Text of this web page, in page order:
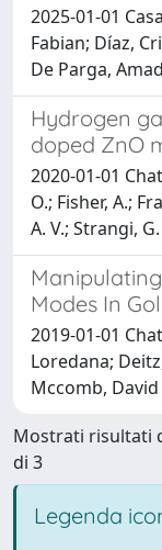
2025-01-01
Fabian; Díaz,
De Parga,
Hydrogen
doped ZnO
2020-01-01
O.; Fisher, A.;
A. V.; Strangi, G.
Modes In
2019-01-01
Loredana;
Mccomb,
Mostrati risultati
di 3
Legenda